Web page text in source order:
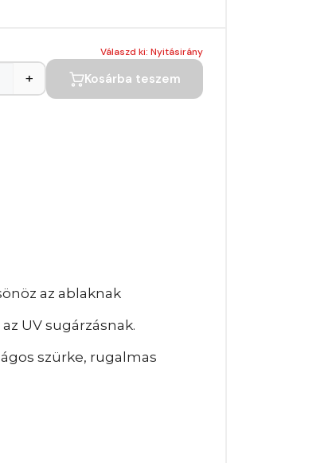
Válaszd ki: Nyitásirány
+ Kosárba teszem
az ablaknak
UV sugárzásnak.
szürke, rugalmas